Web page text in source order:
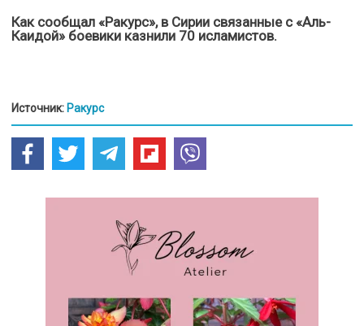
Как сообщал «Ракурс», в Сирии связанные с «Аль-
Каидой» боевики казнили 70 исламистов.
Источник: Ракурс